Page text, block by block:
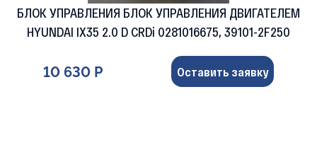
БЛОК УПРАВЛЕНИЯ БЛОК УПРАВЛЕНИЯ ДВИГАТЕЛЕМ
HYUNDAI IX35 2.0 D CRDi 0281016675, 39101-2F250
10 630 Р Оставить заявку